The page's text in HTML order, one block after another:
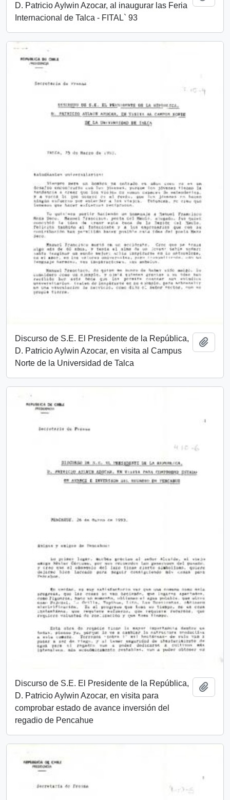
D. Patricio Aylwin Azocar, al inaugurar las Feria
Internacional de Talca - FITAL` 93
Discurso de S.E. El Presidente de la República,
D. Patricio Aylwin Azocar, en visita al Campus
Norte de la Universidad de Talca
Discurso de S.E. El Presidente de la República,
D. Patricio Aylwin Azocar, en visita para
comprobar estado de avance inversión del
regadio de Pencahue